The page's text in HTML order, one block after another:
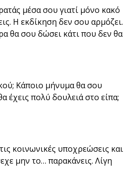
μέσα σου γιατί μόνο κακό
Η εκδίκηση δεν σου αρμόζει.
θα σου δώσει κάτι που δεν θα
Κάποιο μήνυμα θα σου
έχεις πολύ δουλειά στο είπα;
κοινωνικές υποχρεώσεις και
μην το… παρακάνεις. Λίγη